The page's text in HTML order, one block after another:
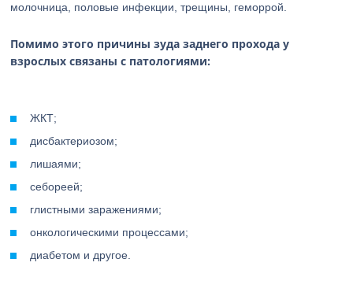
молочница, половые инфекции, трещины, геморрой.
Помимо этого причины зуда заднего прохода у
взрослых связаны с патологиями:
ЖКТ;
дисбактериозом;
лишаями;
себореей;
глистными заражениями;
онкологическими процессами;
диабетом и другое.